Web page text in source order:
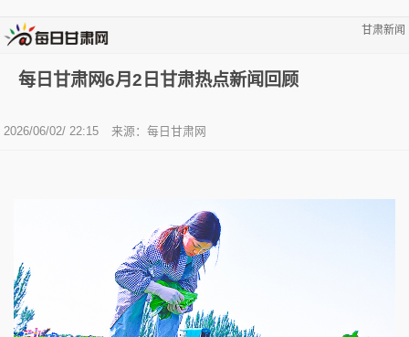
甘肃新闻
每日甘肃网6月2日甘肃热点新闻回顾
2026/06/02/ 22:15 来源： 每日甘肃网